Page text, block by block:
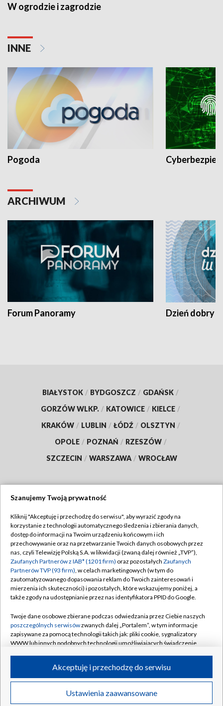
W ogrodzie i zagrodzie
INNE
Pogoda
ARCHIWUM
Forum Panoramy Dzień dobry
BIAŁYSTOK / BYDGOSZCZ / GDAŃSK /
GORZÓW WLKP. / KATOWICE / KIELCE /
KRAKÓW / LUBLIN / ŁÓDŹ / OLSZTYN /
OPOLE / POZNAŃ / RZESZÓW /
SZCZECIN / WARSZAWA / WROCŁAW
TVP
Abonament TVP
Emisja w TVP
Centrum informacji TVP
Naziemna Telewizja Cyfrowa
Rada Programowa
System NOS
Informacje o nadawcy
Program dla prasy
Ogłoszenie przetargowe
Regulamin TVP
Polityka prywatności
Moje zgody
Pomoc
Kontakt
Kanały
©2026 Telewizja Polska S.A. w likwidacji
Szanujemy Twoją prywatność
Kliknij "Akceptuję i przechodzę do serwisu", aby wyrazić zgody na
korzystanie z technologii automatycznego śledzenia i zbierania danych,
dostęp do informacji na Twoim urządzeniu końcowym i ich
przechowywanie oraz na przetwarzanie Twoich danych osobowych przez
nas, czyli Telewizję Polską S.A. w likwidacji (zwaną dalej również „TVP”),
Zaufanych Partnerów z IAB* (1201 firm) oraz pozostałych Zaufanych
Partnerów TVP (93 firm), w celach marketingowych (w tym do
zautomatyzowanego dopasowania reklam do Twoich zainteresowań i
mierzenia ich skuteczności) i pozostałych, które wskazujemy poniżej, a
także zgody na udostępnianie przez nas identyfikatora PPID do Google.
Twoje dane osobowe zbierane podczas odwiedzania przez Ciebie naszych
poszczególnych serwisówzwanych dalej „Portalem”, w tym informacje
zapisywane za pomocą technologii takich jak: pliki cookie, sygnalizatory
WWW lub innych podobnych technologii umożliwiających świadczenie
ruchu w Internecie.
Twoje dane osobowe zbierane podczas odwiedzania przez Ciebie
poszczególnych serwisówna Portalu, takie jak adresy IP, identyfikatory
Ustawienia zaawansowane
Akceptuję i przechodzę do serwisu